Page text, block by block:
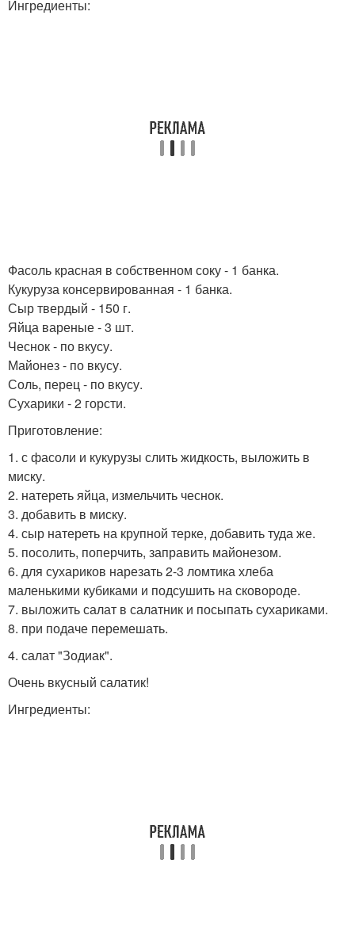
Ингредиенты:
Фасоль красная в собственном соку - 1 банка.
Кукуруза консервированная - 1 банка.
Сыр твердый - 150 г.
Яйца вареные - 3 шт.
Чеснок - по вкусу.
Майонез - по вкусу.
Соль, перец - по вкусу.
Сухарики - 2 горсти.
Приготовление:
1. с фасоли и кукурузы слить жидкость, выложить в
миску.
2. натереть яйца, измельчить чеснок.
3. добавить в миску.
4. сыр натереть на крупной терке, добавить туда же.
5. посолить, поперчить, заправить майонезом.
6. для сухариков нарезать 2-3 ломтика хлеба
маленькими кубиками и подсушить на сковороде.
7. выложить салат в салатник и посыпать сухариками.
8. при подаче перемешать.
4. салат "Зодиак".
Очень вкусный салатик!
Ингредиенты: